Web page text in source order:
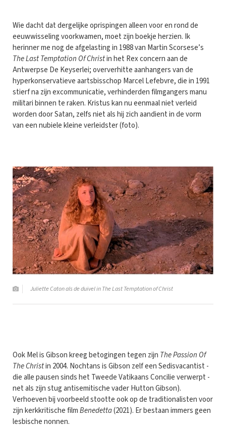
Wie dacht dat dergelijke oprispingen alleen voor en rond de
eeuwwisseling voorkwamen, moet zijn boekje herzien. Ik
herinner me nog de afgelasting in 1988 van Martin Scorsese’s
The Last Temptation Of Christin het Rex concern aan de
Antwerpse De Keyserlei; oververhitte aanhangers van de
hyperkonservatieve aartsbisschop Marcel Lefebvre, die in 1991
stierf na zijn excommunicatie, verhinderden filmgangers manu
militari binnen te raken. Kristus kan nu eenmaal niet verleid
worden door Satan, zelfs niet als hij zich aandient in de vorm
van een nubiele kleine verleidster (foto).
Juliette Caton als de duivel in The Last Temptation of Christ
Ook Mel is Gibson kreeg betogingen tegen zijn The Passion Of
The Christin 2004. Nochtans is Gibson zelf een Sedisvacantist -
die alle pausen sinds het Tweede Vatikaans Concilie verwerpt -
net als zijn stug antisemitische vader Hutton Gibson).
Verhoeven bij voorbeeld stootte ook op de traditionalisten voor
zijn kerkkritische filmBenedetta(2021). Er bestaan immers geen
lesbische nonnen.